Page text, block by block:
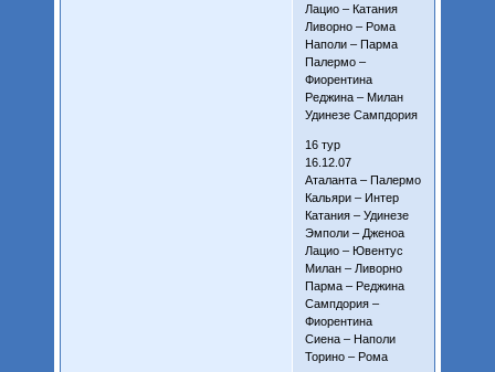
Лацио – Катания
Ливорно – Рома
Наполи – Парма
Палермо –
Фиорентина
Реджина – Милан
Удинезе Сампдория
16 тур
16.12.07
Аталанта – Палермо
Кальяри – Интер
Катания – Удинезе
Эмполи – Дженоа
Лацио – Ювентус
Милан – Ливорно
Парма – Реджина
Сампдория –
Фиорентина
Сиена – Наполи
Торино – Рома